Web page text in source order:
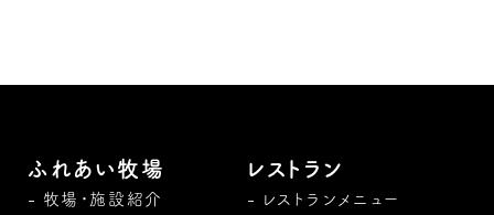
ふれあい牧場
牧場・施設紹介
レストラン
レストランメニュー